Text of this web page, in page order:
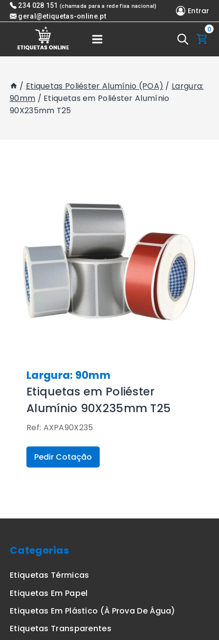
Skip 234 028 151 (chamada para a rede fixa nacional)
geral@etiquetas-online.pt
Entrar
0
/ Etiquetas Poliéster Alumínio (POA) / Largura:
90mm / Etiquetas em Poliéster Alumínio
90X235mm T25
Largura: 90mm
Etiquetas em Poliéster
Alumínio 90X235mm T25
Ref: AXPA90X235
Pedir Cotação
Categorias
Etiquetas Térmicas
Etiquetas Em Papel
Etiquetas Em Plástico (à Prova De Água)
Etiquetas Transparentes